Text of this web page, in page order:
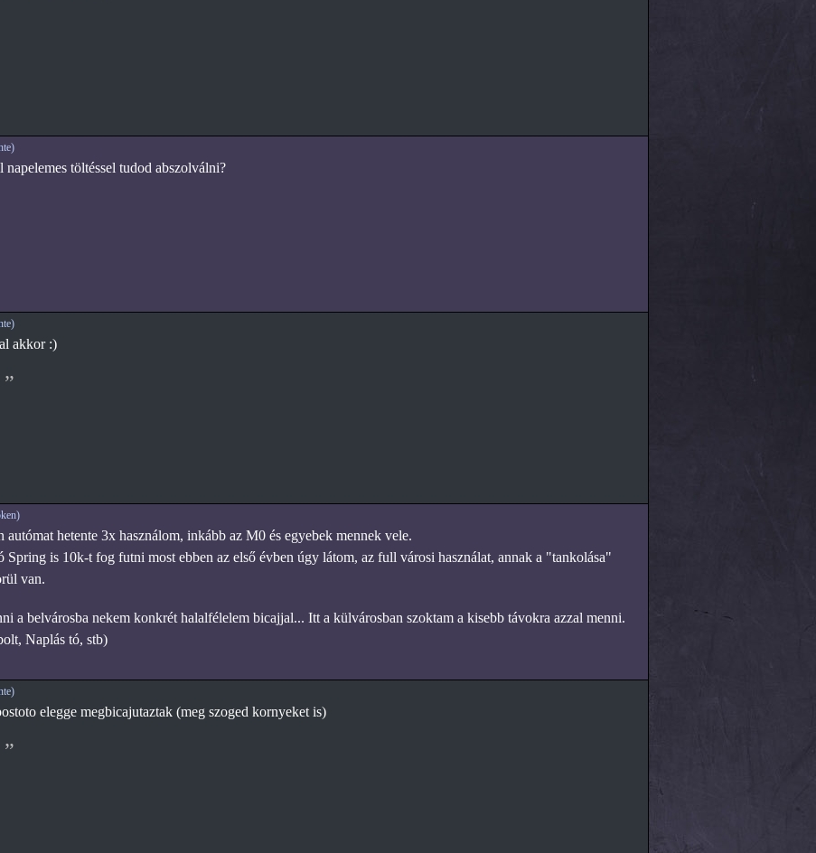
napelemes töltéssel tudod abszolválni?
akkor :)
autómat hetente 3x használom, inkább az M0 és egyebek mennek vele.
Spring is 10k-t fog futni most ebben az első évben úgy látom, az full városi használat, annak a "tankolása"
van.
a belvárosba nekem konkrét halalfélelem bicajjal... Itt a külvárosban szoktam a kisebb távokra azzal menni.
Naplás tó, stb)
elegge megbicajutaztak (meg szoged kornyeket is)